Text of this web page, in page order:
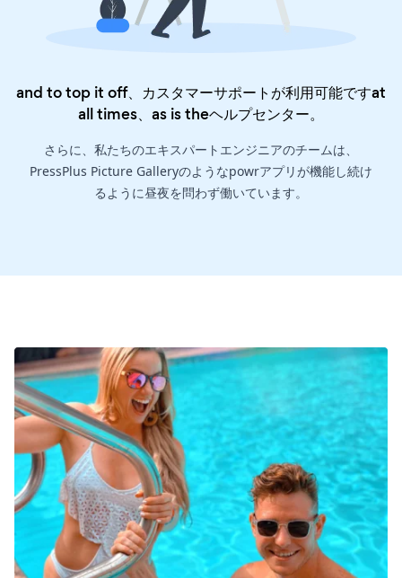
and to top it off、カスタマーサポートが利用可能ですat
all times、as is theヘルプセンター。
さらに、私たちのエキスパートエンジニアのチームは、
PressPlus Picture Galleryのようなpowrアプリが機能し続け
るように昼夜を問わず働いています。